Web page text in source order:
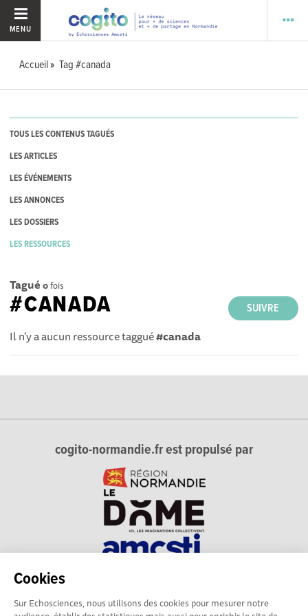
Cookies
Sur Echosciences, nous utilisons des cookies pour mesurer notre
MENU
Accueil Tag #canada
TOUS LES CONTENUS TAGUÉS
LES ARTICLES
LES ÉVÉNEMENTS
LES ANNONCES
LES DOSSIERS
LES RESSOURCES
Tagué 0fois
SUIVRE
#CANADA
Il n'y a aucun ressource taggué#canada
cogito-normandie.fr est propulsé par
technique et du dialogue science-société en Normandie.